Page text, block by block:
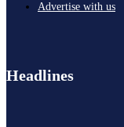
Advertise with us
Headlines